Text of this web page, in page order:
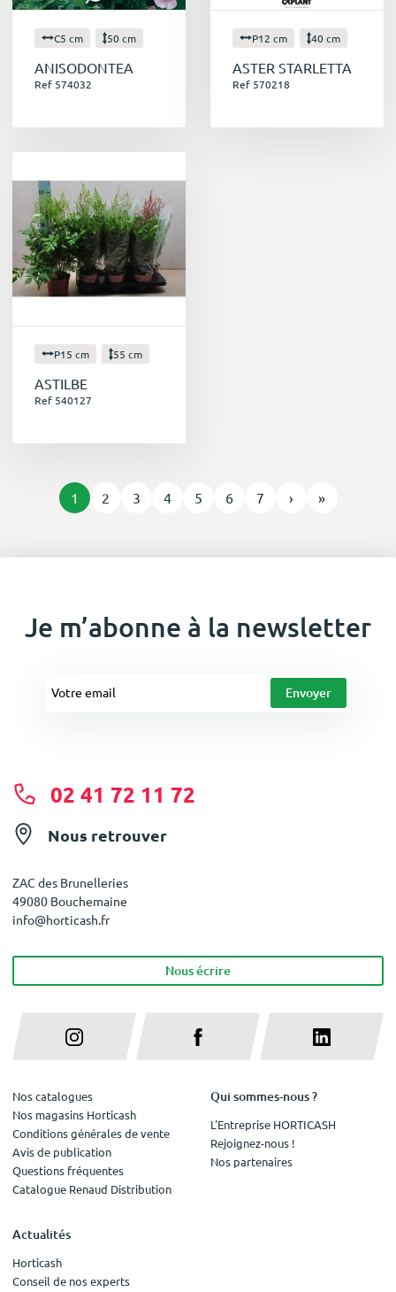
C5 cm 50 cm
ANISODONTEA
Ref 574032
P12 cm 40 cm
ASTER STARLETTA
Ref 570218
P15 cm 55 cm
ASTILBE
Ref 540127
1 2 3 4 5 6 7 › »
Je m’abonne à la newsletter
02 41 72 11 72
Nous retrouver
ZAC des Brunelleries
49080 Bouchemaine
info@horticash.fr
Nous écrire
Nos catalogues
Nos magasins Horticash
Conditions générales de vente
Avis de publication
Questions fréquentes
Catalogue Renaud Distribution
Qui sommes-nous ?
L'Entreprise HORTICASH
Rejoignez-nous !
Nos partenaires
Actualités
Horticash
Conseil de nos experts